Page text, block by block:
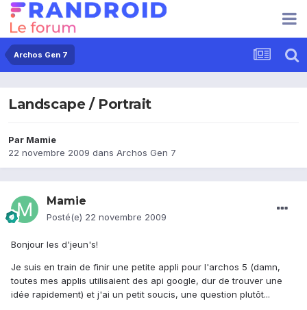
Archos Gen 7
Landscape / Portrait
Par Mamie
22 novembre 2009 dans Archos Gen 7
Mamie
Posté(e) 22 novembre 2009
Bonjour les d'jeun's!
Je suis en train de finir une petite appli pour l'archos 5 (damn,
toutes mes applis utilisaient des api google, dur de trouver une
idée rapidement) et j'ai un petit soucis, une question plutôt...